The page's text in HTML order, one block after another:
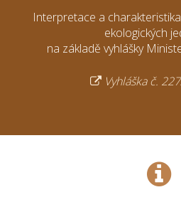
Interpretace a
ekologických
na základě vyhlášky
Vyhláška č.